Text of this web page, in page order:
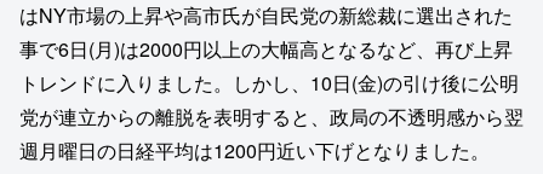
はNY市場の上昇や高市氏が自民党の新総裁に選出された
事で6日(月)は2000円以上の大幅高となるなど、再び上昇
トレンドに入りました。しかし、10日(金)の引け後に公明
党が連立からの離脱を表明すると、政局の不透明感から翌
週月曜日の日経平均は1200円近い下げとなりました。